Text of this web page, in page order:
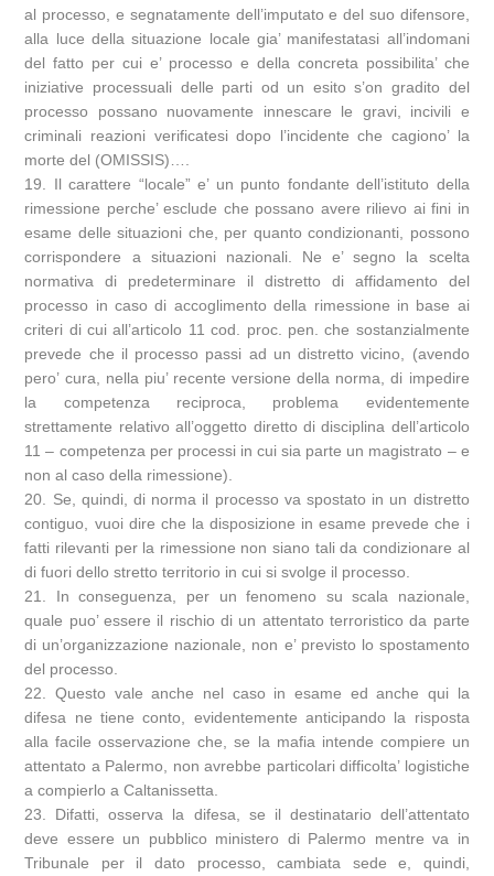
al processo, e segnatamente dell’imputato e del suo difensore,
alla luce della situazione locale gia’ manifestatasi all’indomani
del fatto per cui e’ processo e della concreta possibilita’ che
iniziative processuali delle parti od un esito s’on gradito del
processo possano nuovamente innescare le gravi, incivili e
criminali reazioni verificatesi dopo l’incidente che cagiono’ la
morte del (OMISSIS)….
19. Il carattere “locale” e’ un punto fondante dell’istituto della
rimessione perche’ esclude che possano avere rilievo ai fini in
esame delle situazioni che, per quanto condizionanti, possono
corrispondere a situazioni nazionali. Ne e’ segno la scelta
normativa di predeterminare il distretto di affidamento del
processo in caso di accoglimento della rimessione in base ai
criteri di cui all’articolo 11 cod. proc. pen. che sostanzialmente
prevede che il processo passi ad un distretto vicino, (avendo
pero’ cura, nella piu’ recente versione della norma, di impedire
la competenza reciproca, problema evidentemente
strettamente relativo all’oggetto diretto di disciplina dell’articolo
11 – competenza per processi in cui sia parte un magistrato – e
non al caso della rimessione).
20. Se, quindi, di norma il processo va spostato in un distretto
contiguo, vuoi dire che la disposizione in esame prevede che i
fatti rilevanti per la rimessione non siano tali da condizionare al
di fuori dello stretto territorio in cui si svolge il processo.
21. In conseguenza, per un fenomeno su scala nazionale,
quale puo’ essere il rischio di un attentato terroristico da parte
di un’organizzazione nazionale, non e’ previsto lo spostamento
del processo.
22. Questo vale anche nel caso in esame ed anche qui la
difesa ne tiene conto, evidentemente anticipando la risposta
alla facile osservazione che, se la mafia intende compiere un
attentato a Palermo, non avrebbe particolari difficolta’ logistiche
a compierlo a Caltanissetta.
23. Difatti, osserva la difesa, se il destinatario dell’attentato
deve essere un pubblico ministero di Palermo mentre va in
Tribunale per il dato processo, cambiata sede e, quindi,